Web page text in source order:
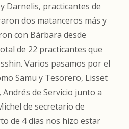
Darnelis, practicantes de
dos matanceros más y
con Bárbara desde
de 22 practicantes que
Varios pasamos por el
Samu y Tesorero, Lisset
de Servicio junto a
de secretario de
de 4 días nos hizo estar